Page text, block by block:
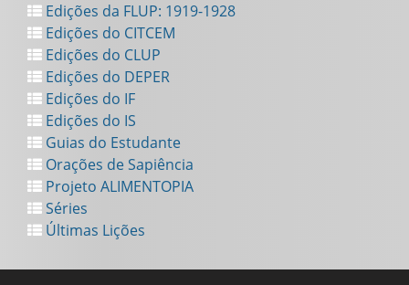
Edições da FLUP: 1919-1928
Edições do CITCEM
Edições do CLUP
Edições do DEPER
Edições do IF
Edições do IS
Guias do Estudante
Orações de Sapiência
Projeto ALIMENTOPIA
Séries
Últimas Lições